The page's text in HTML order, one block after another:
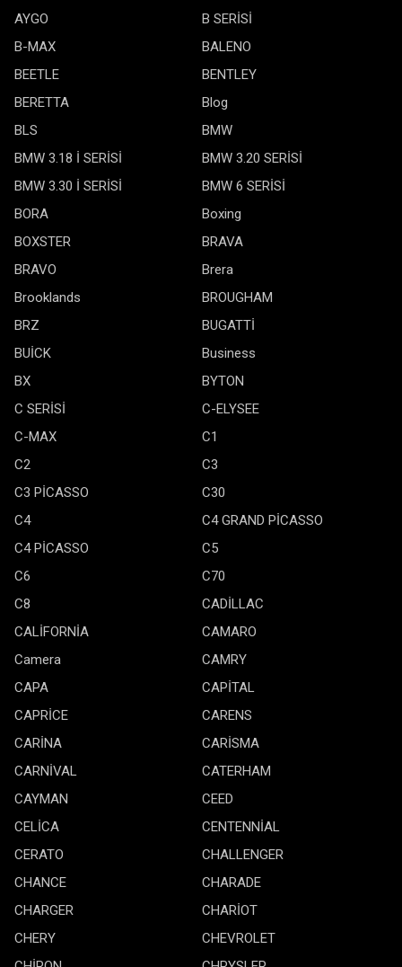
AYGO
B SERİSİ
B-MAX
BALENO
BEETLE
BENTLEY
BERETTA
Blog
BLS
BMW
BMW 3.18 İ SERİSİ
BMW 3.20 SERİSİ
BMW 3.30 İ SERİSİ
BMW 6 SERİSİ
BORA
Boxing
BOXSTER
BRAVA
BRAVO
Brera
Brooklands
BROUGHAM
BRZ
BUGATTİ
BUİCK
Business
BX
BYTON
C SERİSİ
C-ELYSEE
C-MAX
C1
C2
C3
C3 PİCASSO
C30
C4
C4 GRAND PİCASSO
C4 PİCASSO
C5
C6
C70
C8
CADİLLAC
CALİFORNİA
CAMARO
Camera
CAMRY
CAPA
CAPİTAL
CAPRİCE
CARENS
CARİNA
CARİSMA
CARNİVAL
CATERHAM
CAYMAN
CEED
CELİCA
CENTENNİAL
CERATO
CHALLENGER
CHANCE
CHARADE
CHARGER
CHARİOT
CHERY
CHEVROLET